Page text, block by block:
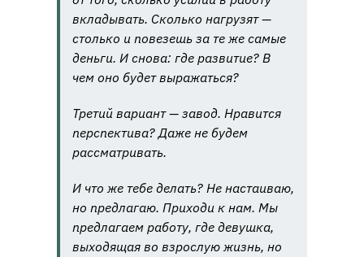
вкладывать. Сколько нагрузят —
столько и повезешь за те же самые
деньги. И снова: где развитие? В
чем оно будет выражаться?
Третий вариант — завод. Нравится
перспектива? Даже не будем
рассматривать.
И что же тебе делать? Не настаиваю,
но предлагаю. Приходи к нам. Мы
предлагаем работу, где девушка,
выходящая во взрослую жизнь, но